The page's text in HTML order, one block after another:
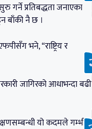
गर्ने प्रतिबद्धता जनाएका
बाँकी नै छ ।
भने, “राष्ट्रिय र
जागिरको आधाभन्दा बढी
यो कदमले गम्भीर